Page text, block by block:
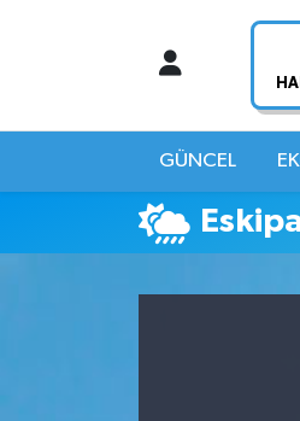
GÜNCEL
Hava Durumu
Namaz Vakitleri
Süper Lig Puan Durumu